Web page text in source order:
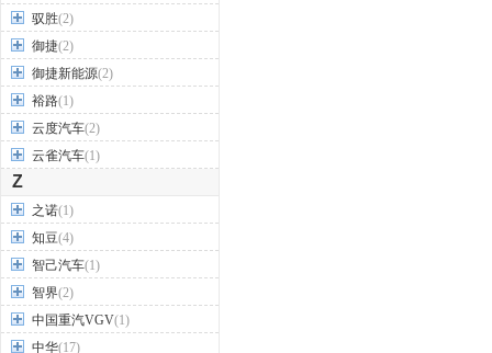
驭胜(2)
御捷(2)
御捷新能源(2)
裕路(1)
云度汽车(2)
云雀汽车(1)
Z
之诺(1)
知豆(4)
智己汽车(1)
智界(2)
中国重汽VGV(1)
中华(17)